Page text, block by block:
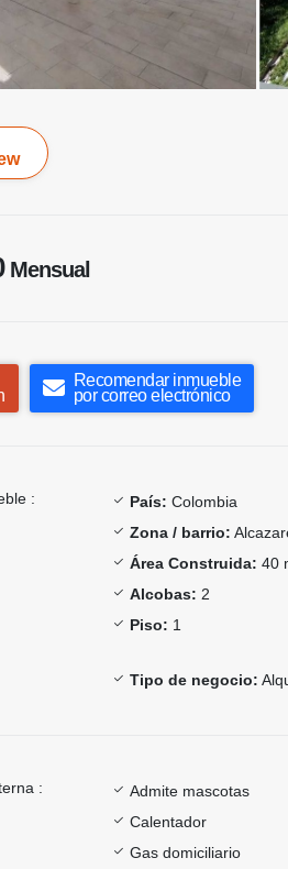
Mensual
Recomendar inmueble
por correo electrónico
: País: Colombia
Zona / barrio:
Área Construida: 40
Alcobas: 2
Piso: 1
Tipo de negocio:
: Admite mascotas
Calentador
Gas domiciliario